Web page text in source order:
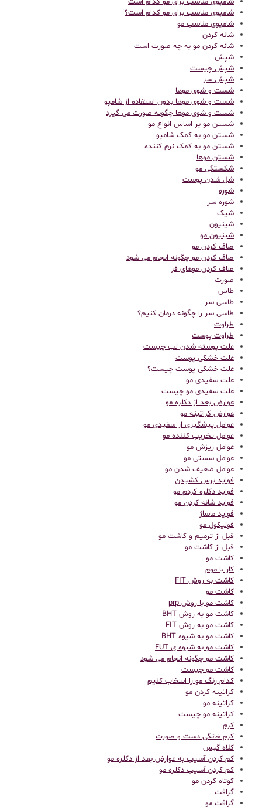
شامپوی مناسب برای مو کدام است؟
شامپوی مناسب مو
شانه کردن
شانه کردن مو به چه صورت است
شپش
شپش چیست
شپش سر
شست و شوی موها
شست و شوی موها بدون استفاده از شامپو
شست و شوی موها چگونه صورت می گیرد
شستن مو بر اساس انواع مو
شستن مو به کمک شامپو
شستن مو به کمک نرم کننده
شستن موها
شکستگی مو
شل شدن پوست
شوره
شوره سر
شیک
شینیون
شینیون مو
صاف کردن مو
صاف کردن مو چگونه انجام می شود
صاف کردن موهای فر
صورت
طاس
طاسی سر
طاسی سر را چگونه درمان کنیم؟
طراوت
طراوت پوست
علت پوسته شدن لب چیست
علت خشکی پوست
علت خشکی پوست چیست؟
علت سفیدی مو
علت سفیدی مو چیست
عوارض بعد از دکلره مو
عوارض کراتینه مو
عوامل پیشگیری از سفیدی مو
عوامل تخریب کننده مو
عوامل ریزش مو
عوامل سستی مو
عوامل ضعیف شدن مو
فواید برس کشیدن
فواید دکلره کردم مو
فواید شانه کردن مو
فواید ماساژ
فولیکول مو
قبل از ترمیم و کاشت مو
قبل از کاشت مو
كاشت مو
کار با موم
کاشت به روش FIT
کاشت مو
کاشت مو با روش prp
کاشت مو به روش BHT
کاشت مو به روش FIT
کاشت مو به شیوه BHT
کاشت مو به شیوه ی FUT
کاشت مو چگونه انجام می شود
کاشت مو چیست
کدام رنگ مو را انتخاب کنیم
کراتینه کردن مو
کراتینه مو
کراتینه مو چیست
کرم
کرم خانگی دست و صورت
کلاه گیس
کم کردن آسیب به عوارض بعد از دکلره مو
کم کردن آسیب دکلره مو
کوتاه کردن مو
گرافت
گرافت مو